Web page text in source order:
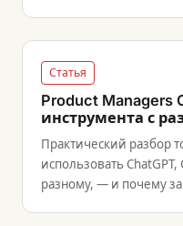
Статья
Product Managers
инструмента с
Практический разбор
использовать
разному, — и почему